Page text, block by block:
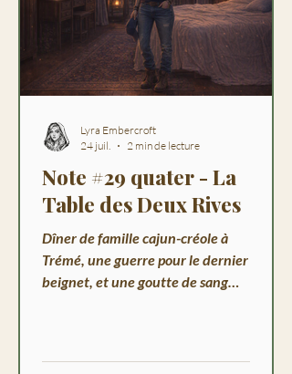
Note #29 quater - La
Table des Deux Rives
Dîner de famille cajun-créole à
Trémé, une guerre pour le dernier
beignet, et une goutte de sang
Lyra Embercroft
24 juil.
2 min de lecture